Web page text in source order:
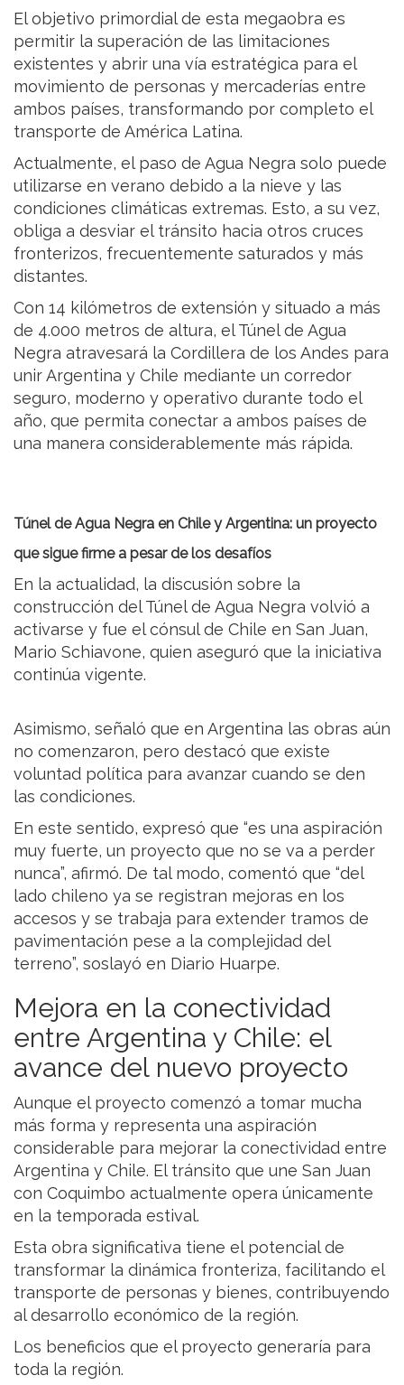
El objetivo primordial de esta megaobra es
permitir la superación de las limitaciones
existentes y abrir una vía estratégica para el
movimiento de personas y mercaderías entre
ambos países, transformando por completo el
transporte de América Latina.
Actualmente, el paso de Agua Negra solo puede
utilizarse en verano debido a la nieve y las
condiciones climáticas extremas. Esto, a su vez,
obliga a desviar el tránsito hacia otros cruces
fronterizos, frecuentemente saturados y más
distantes.
Con 14 kilómetros de extensión y situado a más
de 4.000 metros de altura, el Túnel de Agua
Negra atravesará la Cordillera de los Andes para
unir Argentina y Chile mediante un corredor
seguro, moderno y operativo durante todo el
año, que permita conectar a ambos países de
una manera considerablemente más rápida.
Túnel de Agua Negra en Chile y Argentina: un proyecto
que sigue firme a pesar de los desafíos
En la actualidad, la discusión sobre la
construcción del Túnel de Agua Negra volvió a
activarse y fue el cónsul de Chile en San Juan,
Mario Schiavone, quien aseguró que la iniciativa
continúa vigente.
Asimismo, señaló que en Argentina las obras aún
no comenzaron, pero destacó que existe
voluntad política para avanzar cuando se den
las condiciones.
En este sentido, expresó que “es una aspiración
muy fuerte, un proyecto que no se va a perder
nunca”, afirmó. De tal modo, comentó que “del
lado chileno ya se registran mejoras en los
accesos y se trabaja para extender tramos de
pavimentación pese a la complejidad del
terreno”, soslayó en Diario Huarpe.
Mejora en la conectividad
entre Argentina y Chile: el
avance del nuevo proyecto
Aunque el proyecto comenzó a tomar mucha
más forma y representa una aspiración
considerable para mejorar la conectividad entre
Argentina y Chile. El tránsito que une San Juan
con Coquimbo actualmente opera únicamente
en la temporada estival.
Esta obra significativa tiene el potencial de
transformar la dinámica fronteriza, facilitando el
transporte de personas y bienes, contribuyendo
al desarrollo económico de la región.
Los beneficios que el proyecto generaría para
toda la región.